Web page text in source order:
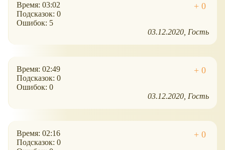
Время: 03:02
Подсказок: 0
Ошибок: 5
03.12.2020 Гость
Время: 02:49
Подсказок: 0
Ошибок: 0
03.12.2020 Гость
Время: 02:16
Подсказок: 0